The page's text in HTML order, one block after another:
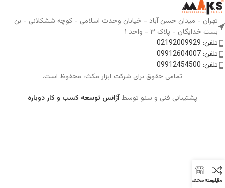
تهران - میدان حسن آباد - خیابان وحدت اسلامی - کوچه ششکلانی - بن
بست خدایگان - پلاک ۳ - واحد ۱
تلفن: 02192009929
تلفن: 09912604007
تلفن: 09912454500
تمامی حقوق برای شرکت ابزار مکث، محفوظ است.
پشتیبانی فنی و سئو توسط آژانس توسعه کسب و کار دوباره
مقایسه
لیست محصولات